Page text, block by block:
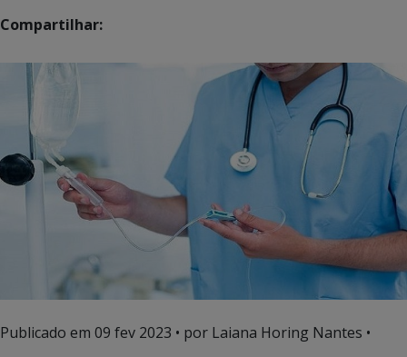
Compartilhar:
Publicado em 09 fev 2023 • por Laiana Horing Nantes •